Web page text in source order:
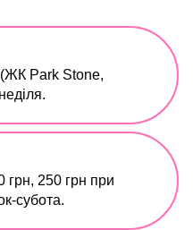
Park Stone,
грн, 250 грн при
субота.